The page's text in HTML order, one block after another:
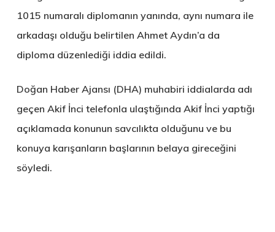
1015 numaralı diplomanın yanında, aynı numara ile
arkadaşı olduğu belirtilen Ahmet Aydın’a da
diploma düzenlediği iddia edildi.
Doğan Haber Ajansı (DHA) muhabiri iddialarda adı
geçen Akif İnci telefonla ulaştığında Akif İnci yaptığı
açıklamada konunun savcılıkta olduğunu ve bu
konuya karışanların başlarının belaya gireceğini
söyledi.